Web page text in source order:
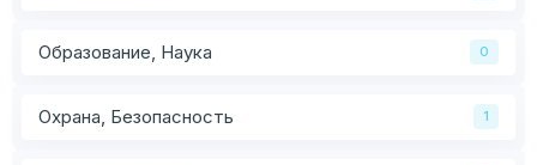
Образование, Наука 0
Охрана, Безопасность 1